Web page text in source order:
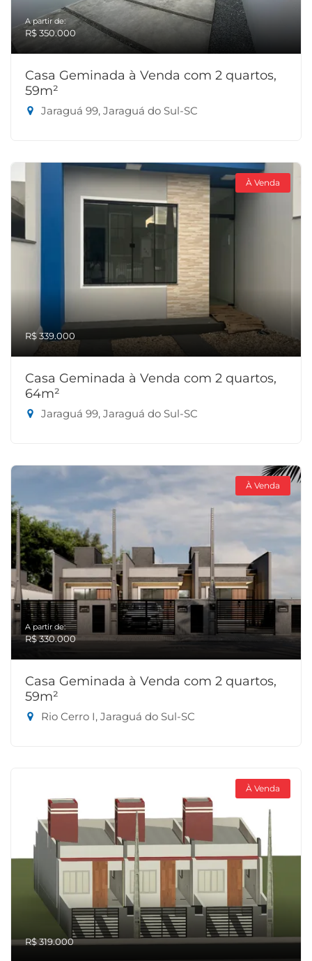
A partir de:
R$ 350.000
Casa Geminada à Venda com 2 quartos,
59m²
Jaraguá 99, Jaraguá do Sul-SC
À Venda
R$ 339.000
Casa Geminada à Venda com 2 quartos,
64m²
Jaraguá 99, Jaraguá do Sul-SC
À Venda
A partir de:
R$ 330.000
Casa Geminada à Venda com 2 quartos,
59m²
Rio Cerro I, Jaraguá do Sul-SC
À Venda
R$ 319.000